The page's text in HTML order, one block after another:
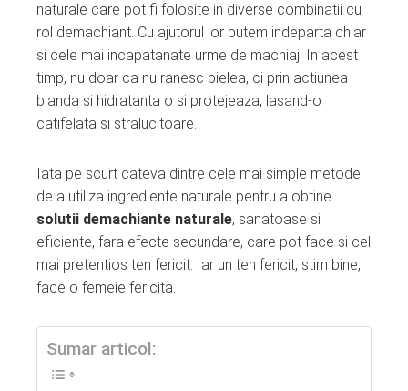
naturale care pot fi folosite in diverse combinatii cu
rol demachiant. Cu ajutorul lor putem indeparta chiar
si cele mai incapatanate urme de machiaj. In acest
timp, nu doar ca nu ranesc pielea, ci prin actiunea
blanda si hidratanta o si protejeaza, lasand-o
catifelata si stralucitoare.
Iata pe scurt cateva dintre cele mai simple metode
de a utiliza ingrediente naturale pentru a obtine
solutii demachiante naturale, sanatoase si
eficiente, fara efecte secundare, care pot face si cel
mai pretentios ten fericit. Iar un ten fericit, stim bine,
face o femeie fericita.
Sumar articol: